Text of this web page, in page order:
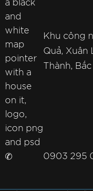
Khu công
Quả, Xuân
Thành,
✆ 0903 295